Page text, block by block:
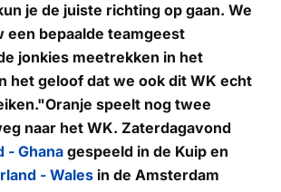
je de juiste richting op gaan. We
een bepaalde teamgeest
jonkies meetrekken in het
het geloof dat we ook dit WK echt
speelt nog twee
naar het WK. Zaterdagavond
- Ghana gespeeld in de Kuip en
- Wales in de Amsterdam